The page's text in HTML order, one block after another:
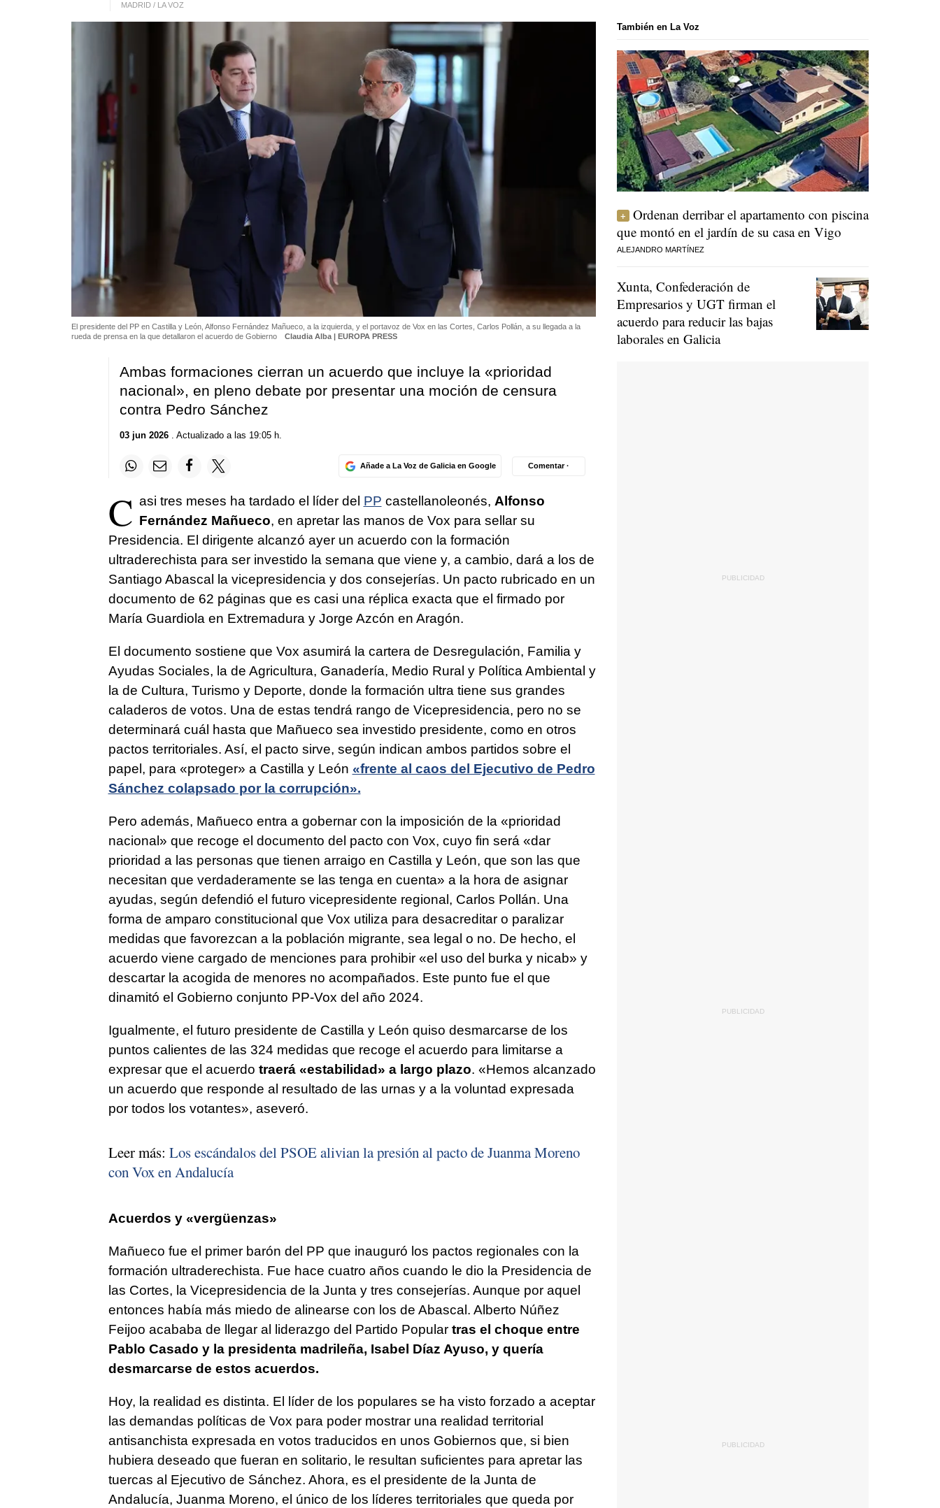
MADRID / LA VOZ
El presidente del PP en Castilla y León, Alfonso Fernández Mañueco, a la izquierda, y el portavoz de Vox en las Cortes, Carlos Pollán, a su llegada a la
rueda de prensa en la que detallaron el acuerdo de Gobierno
Claudia Alba | EUROPA PRESS
Ambas formaciones cierran un acuerdo que incluye la «prioridad
nacional», en pleno debate por presentar una moción de censura
contra Pedro Sánchez
03 jun 2026. Actualizado a las 19:05 h.
Añade a La Voz de Galicia en Google Comentar ·
C asi tres meses ha tardado el líder del PP castellanoleonés, Alfonso
Fernández Mañueco, en apretar las manos de Vox para sellar su
Presidencia. El dirigente alcanzó ayer un acuerdo con la formación
ultraderechista para ser investido la semana que viene y, a cambio, dará a los de
Santiago Abascal la vicepresidencia y dos consejerías. Un pacto rubricado en un
documento de 62 páginas que es casi una réplica exacta que el firmado por
María Guardiola en Extremadura y Jorge Azcón en Aragón.
El documento sostiene que Vox asumirá la cartera de Desregulación, Familia y
Ayudas Sociales, la de Agricultura, Ganadería, Medio Rural y Política Ambiental y
la de Cultura, Turismo y Deporte, donde la formación ultra tiene sus grandes
caladeros de votos. Una de estas tendrá rango de Vicepresidencia, pero no se
determinará cuál hasta que Mañueco sea investido presidente, como en otros
pactos territoriales. Así, el pacto sirve, según indican ambos partidos sobre el
papel, para «proteger» a Castilla y León «frente al caos del Ejecutivo de Pedro
Sánchez colapsado por la corrupción».
Pero además, Mañueco entra a gobernar con la imposición de la «prioridad
nacional» que recoge el documento del pacto con Vox, cuyo fin será «dar
prioridad a las personas que tienen arraigo en Castilla y León, que son las que
necesitan que verdaderamente se las tenga en cuenta» a la hora de asignar
ayudas, según defendió el futuro vicepresidente regional, Carlos Pollán. Una
forma de amparo constitucional que Vox utiliza para desacreditar o paralizar
medidas que favorezcan a la población migrante, sea legal o no. De hecho, el
acuerdo viene cargado de menciones para prohibir «el uso del burka y nicab» y
descartar la acogida de menores no acompañados. Este punto fue el que
dinamitó el Gobierno conjunto PP-Vox del año 2024.
Igualmente, el futuro presidente de Castilla y León quiso desmarcarse de los
puntos calientes de las 324 medidas que recoge el acuerdo para limitarse a
expresar que el acuerdo traerá «estabilidad» a largo plazo. «Hemos alcanzado
un acuerdo que responde al resultado de las urnas y a la voluntad expresada
por todos los votantes», aseveró.
Leer más: Los escándalos del PSOE alivian la presión al pacto de Juanma Moreno
con Vox en Andalucía
Acuerdos y «vergüenzas»
Mañueco fue el primer barón del PP que inauguró los pactos regionales con la
formación ultraderechista. Fue hace cuatro años cuando le dio la Presidencia de
las Cortes, la Vicepresidencia de la Junta y tres consejerías. Aunque por aquel
entonces había más miedo de alinearse con los de Abascal. Alberto Núñez
Feijoo acababa de llegar al liderazgo del Partido Popular tras el choque entre
Pablo Casado y la presidenta madrileña, Isabel Díaz Ayuso, y quería
desmarcarse de estos acuerdos.
Hoy, la realidad es distinta. El líder de los populares se ha visto forzado a aceptar
las demandas políticas de Vox para poder mostrar una realidad territorial
antisanchista expresada en votos traducidos en unos Gobiernos que, si bien
hubiera deseado que fueran en solitario, le resultan suficientes para apretar las
tuercas al Ejecutivo de Sánchez. Ahora, es el presidente de la Junta de
Andalucía, Juanma Moreno, el único de los líderes territoriales que queda por
También en La Voz
Ordenan derribar el apartamento con piscina
que montó en el jardín de su casa en Vigo
ALEJANDRO MARTÍNEZ
Xunta, Confederación de
Empresarios y UGT firman el
acuerdo para reducir las bajas
laborales en Galicia